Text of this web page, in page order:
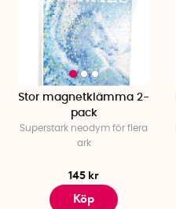
Stor magnetklämma 2-
pack
Superstark neodym för flera
ark
145 kr
Köp